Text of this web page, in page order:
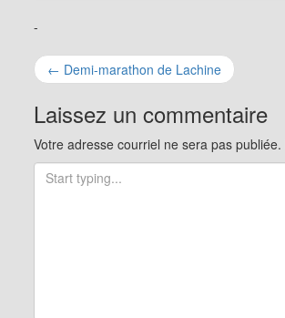
-
Navigation
pour
les
articles
← Demi-marathon de Lachine
Laissez un commentaire
Votre adresse courriel ne sera pas publiée.